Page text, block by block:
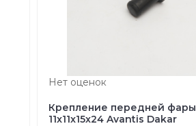
Нет оценок
Крепление передней фары
11x11x15x24 Avantis Dakar